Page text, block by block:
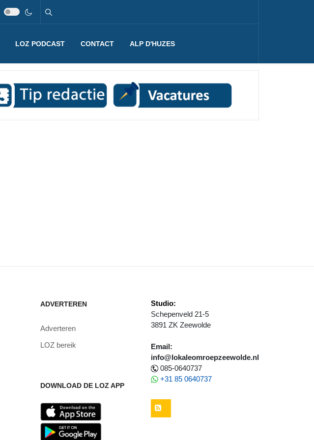
LOZ PODCAST CONTACT ALP D'HUZES
ADVERTEREN
Adverteren
LOZ bereik
DOWNLOAD DE LOZ APP
Studio:
Schepenveld 21-5
3891 ZK Zeewolde
Email:
info@lokaleomroepzeewolde.nl
085-0640737
+31 85 0640737